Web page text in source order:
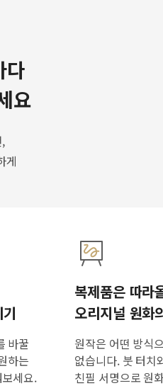
다
요
게
바꿀
하는
세요.
복제품은 따라
오리지널 원화
원작은 어떤 방식
없습니다. 붓 터치
친필 서명으로 원